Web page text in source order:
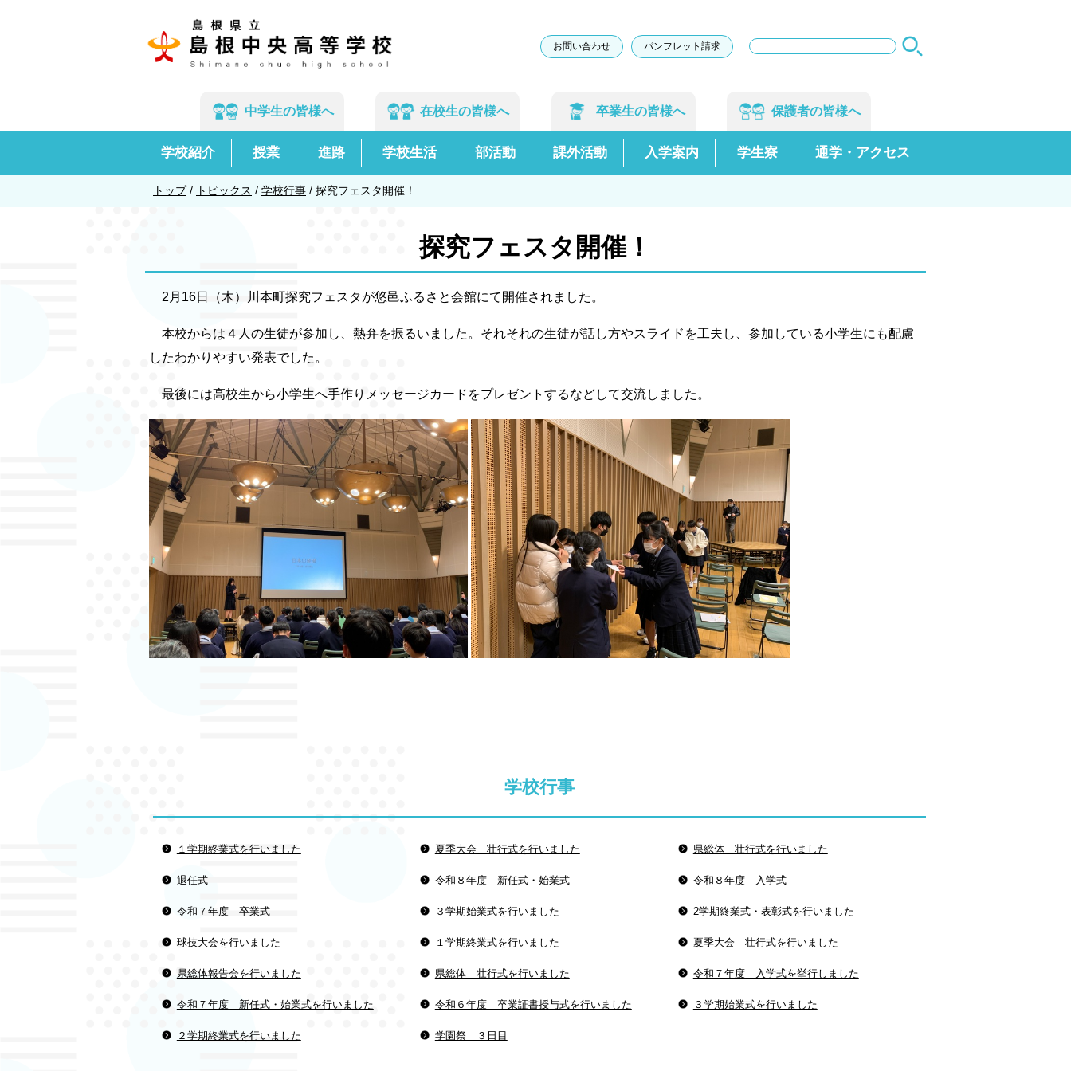
お問い合わせ パンフレット請求
サ
検
中学生の皆様へ 在校生の皆様へ 卒業生の皆様へ 保護者の皆様へ
学校紹介 授業 進路 学校生活 部活動 課外活動 入学案内 学生寮 通学・アクセス
現
トップ/ トピックス / 学校行事 / 探究フェスタ開催！
探究フェスタ開催！
2月16日（木）川本町探究フェスタが悠邑ふるさと会館にて開催されました。
本校からは４人の生徒が参加し、熱弁を振るいました。それそれの生徒が話し方やスライドを工夫し、参加している小学生にも配慮
したわかりやすい発表でした。
最後には高校生から小学生へ手作りメッセージカードをプレゼントするなどして交流しました。
学校行事
１学期終業式を行いました 夏季大会 壮行式を行いました 県総体 壮行式を行いました
退任式 令和８年度 新任式・始業式 令和８年度 入学式
令和７年度 卒業式 ３学期始業式を行いました 2学期終業式・表彰式を行いました
球技大会を行いました １学期終業式を行いました 夏季大会 壮行式を行いました
県総体報告会を行いました 県総体 壮行式を行いました 令和７年度 入学式を挙行しました
令和７年度 新任式・始業式を行いました 令和６年度 卒業証書授与式を行いました ３学期始業式を行いました
２学期終業式を行いました 学園祭 ３日目